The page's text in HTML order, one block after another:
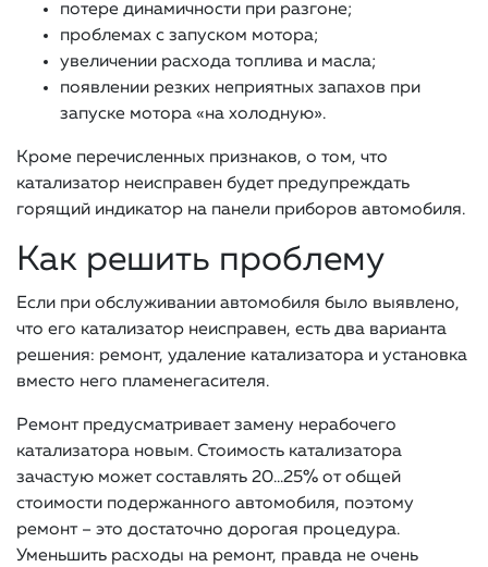
потере динамичности при разгоне;
проблемах с запуском мотора;
увеличении расхода топлива и масла;
появлении резких неприятных запахов при
запуске мотора «на холодную».
Кроме перечисленных признаков, о том, что
катализатор неисправен будет предупреждать
горящий индикатор на панели приборов автомобиля.
Как решить проблему
Если при обслуживании автомобиля было выявлено,
что его катализатор неисправен, есть два варианта
решения: ремонт, удаление катализатора и установка
вместо него пламенегасителя.
Ремонт предусматривает замену нерабочего
катализатора новым. Стоимость катализатора
зачастую может составлять 20…25% от общей
стоимости подержанного автомобиля, поэтому
ремонт – это достаточно дорогая процедура.
Уменьшить расходы на ремонт, правда не очень